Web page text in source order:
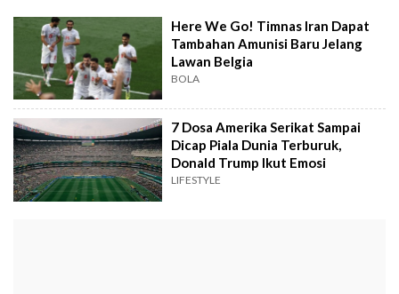
Here We Go! Timnas Iran Dapat
Tambahan Amunisi Baru Jelang
Lawan Belgia
BOLA
7 Dosa Amerika Serikat Sampai
Dicap Piala Dunia Terburuk,
Donald Trump Ikut Emosi
LIFESTYLE